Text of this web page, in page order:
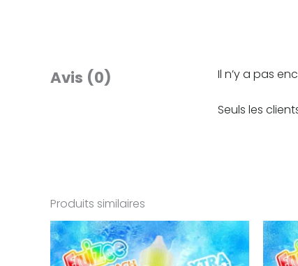
Avis (0) Il n’y a pas
Seuls les
Produits similaires